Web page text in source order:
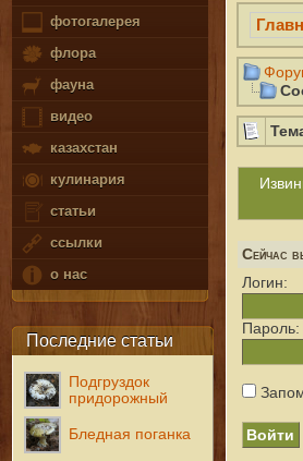
фотогалерея
флора
фауна
видео
казахстан
кулинария
статьи
ссылки
о нас
Последние статьи
Подгруздок
придорожный
Бледная поганка
Сейчас
Логин:
Пароль: